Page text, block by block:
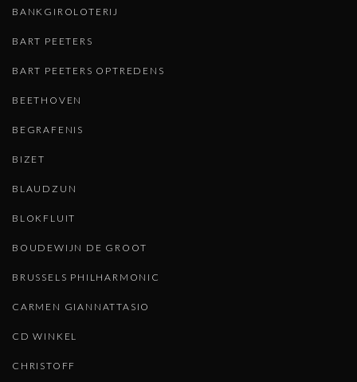
BANKGIROLOTERIJ
BART PEETERS
BART PEETERS OPTREDENS
BEETHOVEN
BEGRAFENIS
BIZET
BLAUDZUN
BLOKFLUIT
BOUDEWIJN DE GROOT
BRUSSELS PHILHARMONIC
CARMEN GIANNATTASIO
CD WINKEL
CHRISTOFF